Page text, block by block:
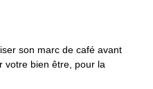
son marc de café avant
votre bien être, pour la